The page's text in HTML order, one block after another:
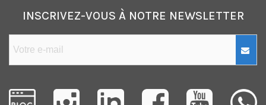
INSCRIVEZ-VOUS À NOTRE NEWSLETTER